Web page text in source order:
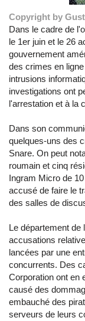
Copyright by
Dans le cadre de
le 1er juin et le 26
gouvernement
des crimes en
intrusions
investigations ont
l'arrestation et à la
Dans son
quelques-uns des
Snare. On peut
roumain et cinq
Ingram Micro de
accusé de faire le
des salles de
Le département de
accusations
lancées par une
concurrents. Des
Corporation ont en
causé des
embauché des
serveurs de leurs